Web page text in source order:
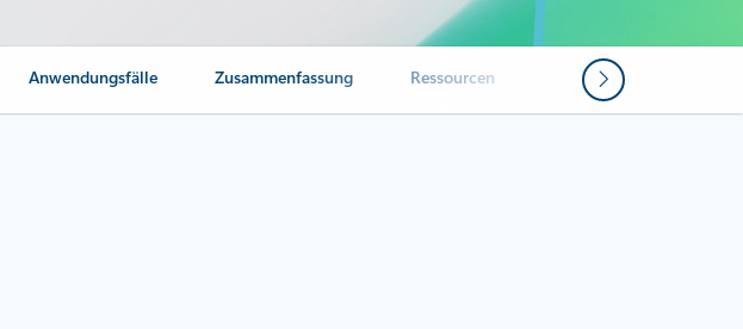
Anwendungsfälle Zusammenfassung Ressourcen Häufig gestellte Fragen